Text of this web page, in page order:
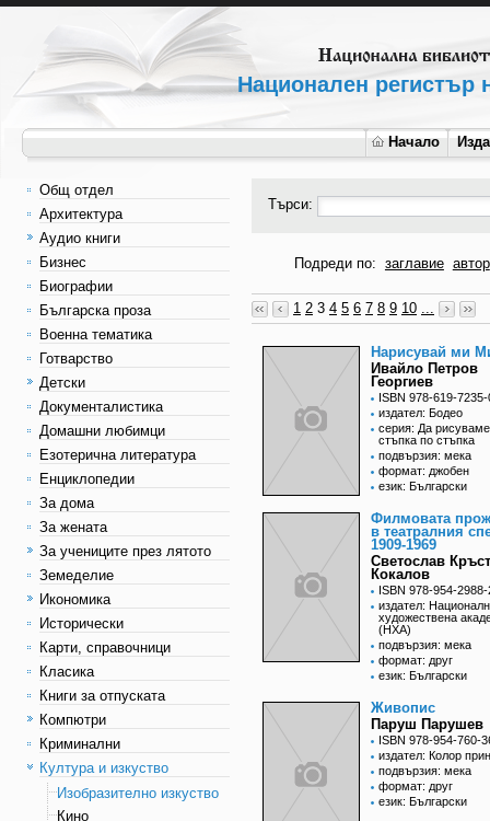
Национален регистър
Начало
Общ отдел
Архитектура
Аудио книги
Бизнес
Биографии
Българска проза
Военна тематика
Готварство
Детски
Документалистика
Домашни любимци
Езотерична литература
Енциклопедии
За дома
За жената
За учениците през лятото
Земеделие
Икономика
Исторически
Карти, справочници
Класика
Книги за отпуската
Компютри
Криминални
Култура и изкуство
Изобразително изкуство
Кино
Търси:
Подреди по: заглавие автор
1 2 3 4 5 6 7 8 9 10 ...
Нарисувай ми
Ивайло Петров
Георгиев
ISBN 978-619-
издател: Бодео
серия: Да
стъпка по стъпка
подвързия: мека
формат: джобен
език: Български
Филмовата
в театралния
1909-1969
Светослав
Кокалов
ISBN 978-954-
издател:
художествена
(НХА)
подвързия: мека
формат: друг
език: Български
Живопис
Паруш Парушев
ISBN 978-954-760-
издател: Колор
подвързия: мека
формат: друг
език: Български